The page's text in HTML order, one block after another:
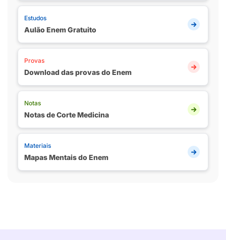
Estudos
Aulão Enem Gratuito
Provas
Download das provas do Enem
Notas
Notas de Corte Medicina
Materiais
Mapas Mentais do Enem